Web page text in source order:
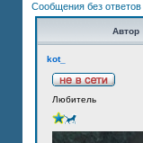
Сообщения без ответов
Автор
kot_
Любитель